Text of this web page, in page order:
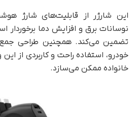
این شارژر از قابلیت‌های شارژ
نوسانات برق و افزایش دما برخوردار
تضمین می‌کند. همچنین طراحی
خودرو، استفاده راحت و کاربردی از
خانواده ممکن می‌سازد.